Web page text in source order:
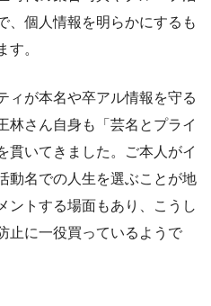
、個人情報を明らかにするも
す。
ィが本名や卒アル情報を守る
林さん自身も「芸名とプライ
貫いてきました。ご本人がイ
動名での人生を選ぶことが地
ントする場面もあり、こうし
止に一役買っているようで